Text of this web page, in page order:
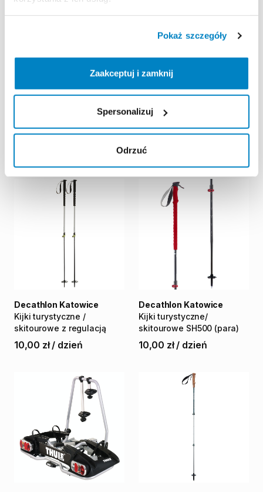
Pokaż szczegóły
Zaakceptuj i zamknij
Spersonalizuj
Odrzuć
Artengo
Decathlon Katowice
DETEKTOR
Evo4 ARVA
15,00 zł
Kijki turystyczne ​/​
skitourowe z regulacją
Decathlon Katowice
10,00 zł / dzień
Kijki turystyczne​/​
skitourowe SH500 (para)
Decathlon Katowice
10,00 zł / dzień